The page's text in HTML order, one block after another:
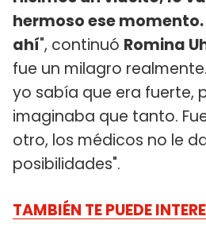
hermoso ese
ahí", continuó Romina
fue un milagro
yo sabía que era fuerte,
imaginaba que tanto.
otro, los médicos no le
posibilidades".
TAMBIÉN TE PUEDE